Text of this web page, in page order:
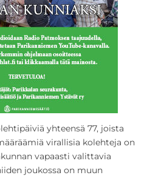
yhteensä 77, joista
virallisia kolehteja on
vapaasti valittavia
joukossa on muun